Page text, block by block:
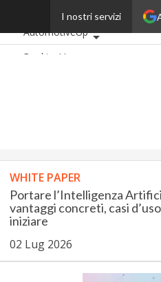
I nostri servizi
Ultimi articoli
AutomotiveUp
BankingUp
WHITE PAPER
Portare l’Intelligenza
vantaggi concreti, casi
iniziare
02 Lug 2026